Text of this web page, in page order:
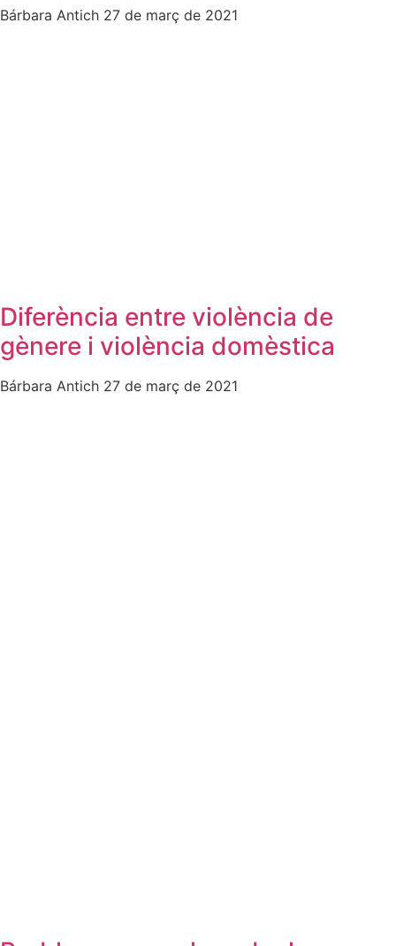
Bárbara Antich 27 de març de 2021
Diferència entre violència de
gènere i violència domèstica
Bárbara Antich 27 de març de 2021